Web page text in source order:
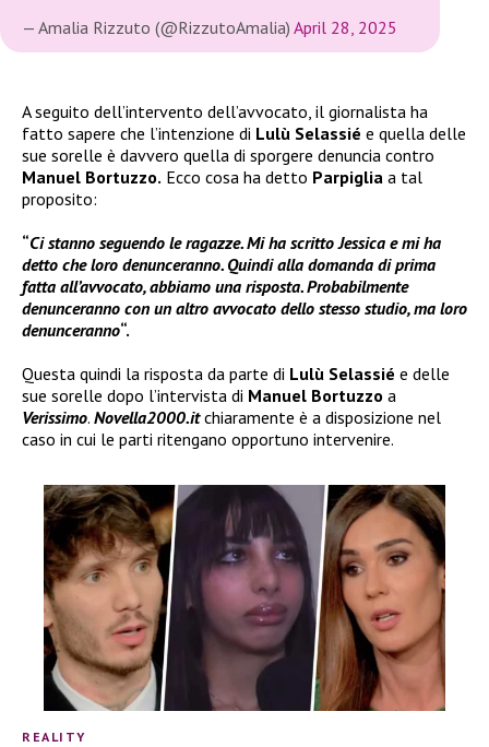
— Amalia Rizzuto (@RizzutoAmalia) April 28, 2025
A seguito dell’intervento dell’avvocato, il giornalista ha
fatto sapere che l’intenzione di Lulù Selassié e quella delle
sue sorelle è davvero quella di sporgere denuncia contro
Manuel Bortuzzo. Ecco cosa ha detto Parpiglia a tal
proposito:
“Ci stanno seguendo le ragazze. Mi ha scritto Jessica e mi ha
detto che loro denunceranno. Quindi alla domanda di prima
fatta all’avvocato, abbiamo una risposta. Probabilmente
denunceranno con un altro avvocato dello stesso studio, ma loro
denunceranno“.
Questa quindi la risposta da parte di Lulù Selassié e delle
sue sorelle dopo l’intervista di Manuel Bortuzzo a
Verissimo. Novella2000.itchiaramente è a disposizione nel
caso in cui le parti ritengano opportuno intervenire.
REALITY